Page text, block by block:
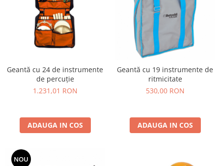
Geantă cu 24 de instrumente
de percuție
1.231,01 RON
ADAUGA IN COS
Geantă cu 19 instrumente de
ritmicitate
530,00 RON
ADAUGA IN COS
NOU